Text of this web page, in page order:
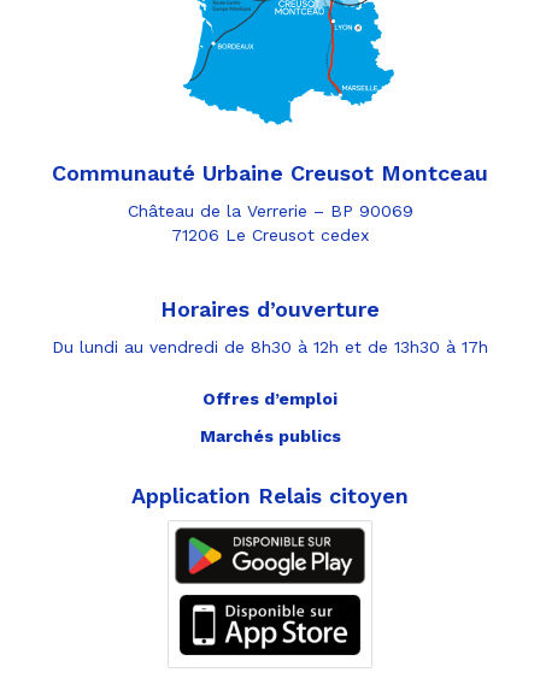
Communauté Urbaine Creusot Montceau
Château de la Verrerie – BP 90069
71206 Le Creusot cedex
Horaires d’ouverture
Du lundi au vendredi de 8h30 à 12h et de 13h30 à 17h
Offres d’emploi
Marchés publics
Application Relais citoyen